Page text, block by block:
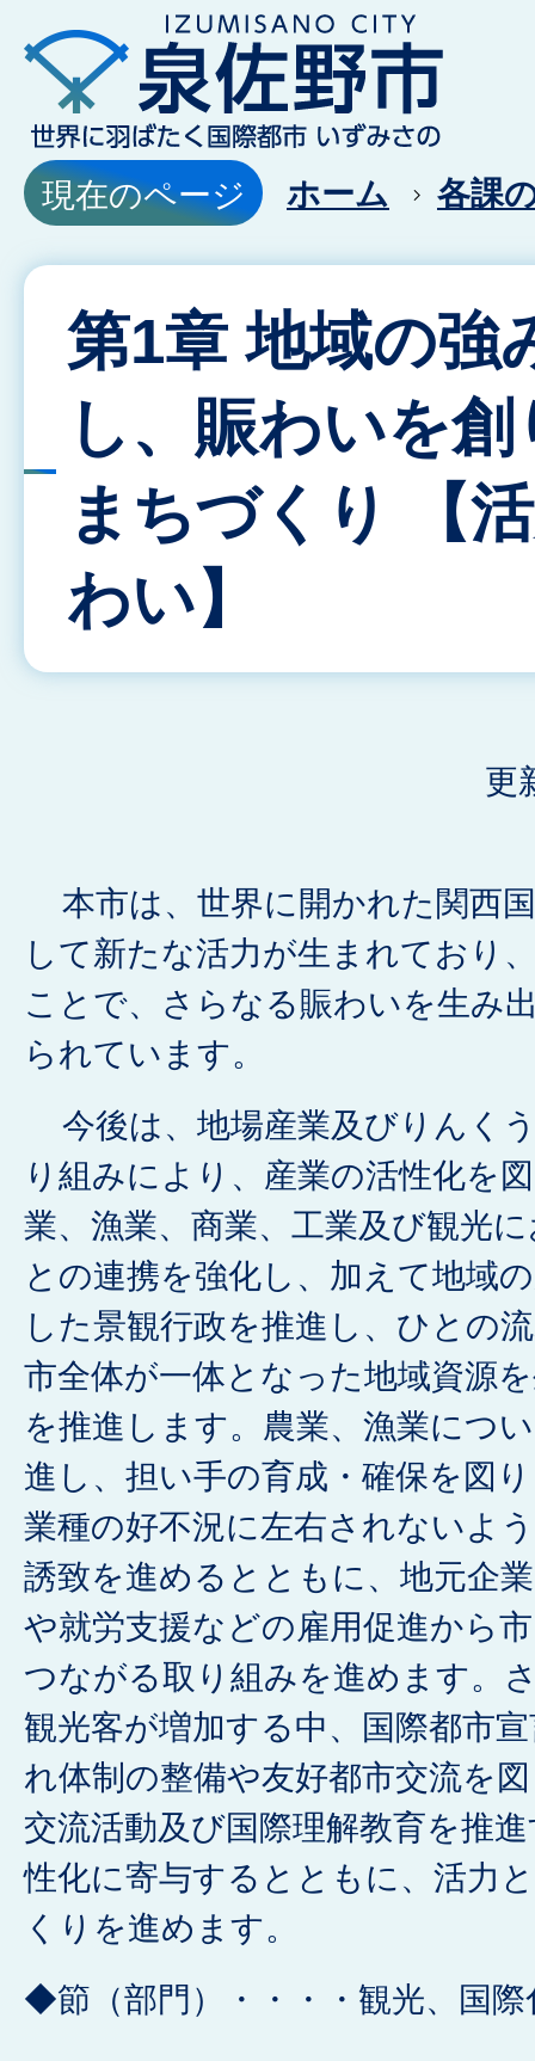
現在のページ ホーム 各課
第1章 地域の強
し、賑わいを
まちづくり 【
わい】
更
本市は、世界に開かれた関西
して新たな活力が生まれており
ことで、さらなる賑わいを生み
られています。
今後は、地場産業及びりんく
り組みにより、産業の活性化を
業、漁業、商業、工業及び観光
との連携を強化し、加えて地域
した景観行政を推進し、ひとの
市全体が一体となった地域資源
を推進します。農業、漁業につ
進し、担い手の育成・確保を図
業種の好不況に左右されないよ
誘致を進めるとともに、地元企
や就労支援などの雇用促進から
つながる取り組みを進めます。
観光客が増加する中、国際都市
れ体制の整備や友好都市交流を
交流活動及び国際理解教育を推
性化に寄与するとともに、活力
くりを進めます。
◆節（部門）・・・・観光、国際